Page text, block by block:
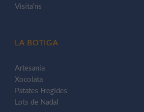
Visita’ns
LA BOTIGA
Artesania
Xocolata
Patates Fregides
Lots de Nadal